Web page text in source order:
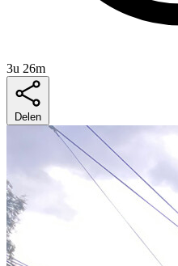
3u 26m
Delen